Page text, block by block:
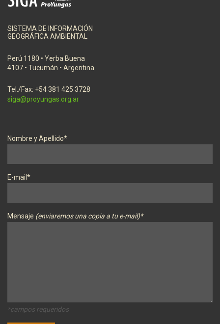
SISTEMA DE INFORMACIÓN
GEOGRÁFICA AMBIENTAL
Perú 1180 • Yerba Buena
4107 • Tucumán • Argentina
Tel./Fax: +54 381 425 3728
siga@proyungas.org.ar
Nombre y Apellido*
E-mail*
Mensaje (enviaremos una copia a tu e-mail)*
*campos requeridos